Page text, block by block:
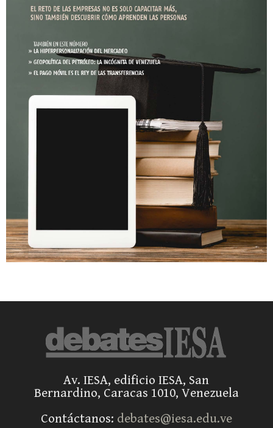
Av. IESA, edificio IESA, San
Bernardino, Caracas 1010, Venezuela
Contáctanos: debates@iesa.edu.ve